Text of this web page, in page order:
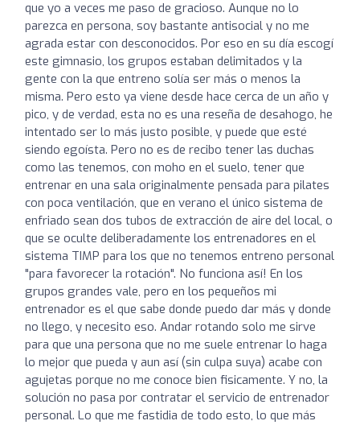
que yo a veces me paso de gracioso. Aunque no lo
parezca en persona, soy bastante antisocial y no me
agrada estar con desconocidos. Por eso en su día escogí
este gimnasio, los grupos estaban delimitados y la
gente con la que entreno solía ser más o menos la
misma. Pero esto ya viene desde hace cerca de un año y
pico, y de verdad, esta no es una reseña de desahogo, he
intentado ser lo más justo posible, y puede que esté
siendo egoísta. Pero no es de recibo tener las duchas
como las tenemos, con moho en el suelo, tener que
entrenar en una sala originalmente pensada para pilates
con poca ventilación, que en verano el único sistema de
enfriado sean dos tubos de extracción de aire del local, o
que se oculte deliberadamente los entrenadores en el
sistema TIMP para los que no tenemos entreno personal
"para favorecer la rotación". No funciona así! En los
grupos grandes vale, pero en los pequeños mi
entrenador es el que sabe donde puedo dar más y donde
no llego, y necesito eso. Andar rotando solo me sirve
para que una persona que no me suele entrenar lo haga
lo mejor que pueda y aun así (sin culpa suya) acabe con
agujetas porque no me conoce bien fisicamente. Y no, la
solución no pasa por contratar el servicio de entrenador
personal. Lo que me fastidia de todo esto, lo que más